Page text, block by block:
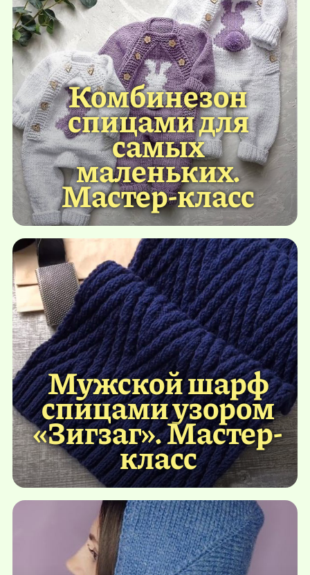
Комбинезон
спицами для
самых
маленьких.
Мастер-класс
Мужской шарф
спицами узором
«Зигзаг». Мастер-
класс